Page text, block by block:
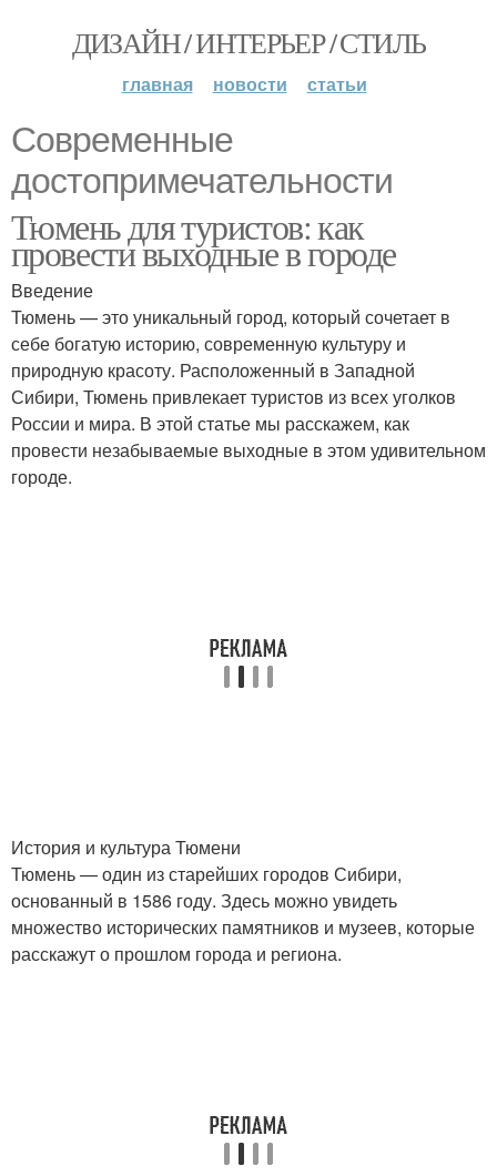
ДИЗАЙН / ИНТЕРЬЕР / СТИЛЬ
главная новости статьи
Современные
достопримечательности
Тюмень для туристов: как
провести выходные в городе
Введение
Тюмень — это уникальный город, который сочетает в
себе богатую историю, современную культуру и
природную красоту. Расположенный в Западной
Сибири, Тюмень привлекает туристов из всех уголков
России и мира. В этой статье мы расскажем, как
провести незабываемые выходные в этом удивительном
городе.
История и культура Тюмени
Тюмень — один из старейших городов Сибири,
основанный в 1586 году. Здесь можно увидеть
множество исторических памятников и музеев, которые
расскажут о прошлом города и региона.